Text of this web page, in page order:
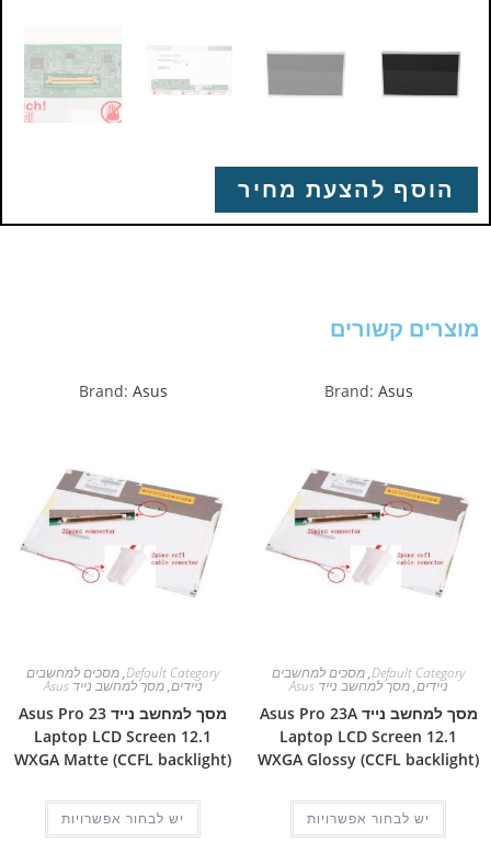
הוסף להצעת מחיר
מוצרים קשורים
Brand: Asus
Default Category
,מסכים למחשבים
ניידים,מסך למחשב נייד Asus
מסך למחשב נייד Asus Pro 23A
Laptop LCD Screen 12.1
WXGA Glossy (CCFL backlight)
יש לבחור אפשרויות
Brand: Asus
Default Category
,מסכים למחשבים
ניידים,מסך למחשב נייד Asus
מסך למחשב נייד Asus Pro 23
Laptop LCD Screen 12.1
WXGA Matte (CCFL backlight)
יש לבחור אפשרויות